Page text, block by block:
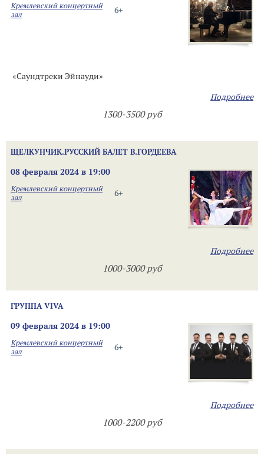
6+
Кремлевский концертный
зал
«Саундтреки Эйнауди»
Подробнее
1300-3500 руб
ЩЕЛКУНЧИК.РУССКИЙ БАЛЕТ В.ГОРДЕЕВА
08 февраля 2024 в 19:00
6+
Кремлевский концертный
зал
Подробнее
1000-3000 руб
ГРУППА VIVA
09 февраля 2024 в 19:00
6+
Кремлевский концертный
зал
Подробнее
1000-2200 руб